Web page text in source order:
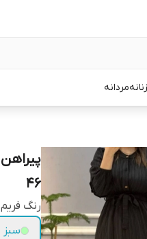
زنانهمردانه
46
رنگ فریم
سبز